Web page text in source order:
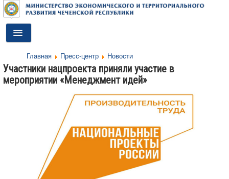
Toggle
Navigation
ДЕЯТЕЛЬНОСТЬ
О МИНИСТЕРСТВЕ
ПРЕСС-ЦЕНТР
ПРОТИВОДЕЙСТВИЕ КОРРУПЦИИ
Главная Пресс-центр Новости
Участники нацпроекта приняли участие в
мероприятии «Менеджмент идей»